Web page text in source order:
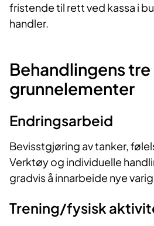
fristende til rett ved kassa i
handler.
Behandlingens tre
grunnelementer​​
Endringsarbeid​
Bevisstgjøring av tanker,
Verktøy og individuelle
gradvis å innarbeide nye
Trening/fysisk